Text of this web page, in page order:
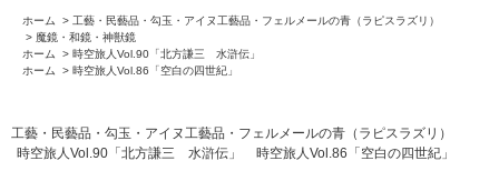
ホーム > 工藝・民藝品・勾玉・アイヌ工藝品・フェルメールの青（ラピスラズリ）
> 魔鏡・和鏡・神獣鏡
ホーム
> 時空旅人Vol.90「北方謙三 水滸伝」
ホーム
> 時空旅人Vol.86「空白の四世紀」
工藝・民藝品・勾玉・アイヌ工藝品・フェルメールの青（ラピスラズリ）
時空旅人Vol.90「北方謙三 水滸伝」
時空旅人Vol.86「空白の四世紀」